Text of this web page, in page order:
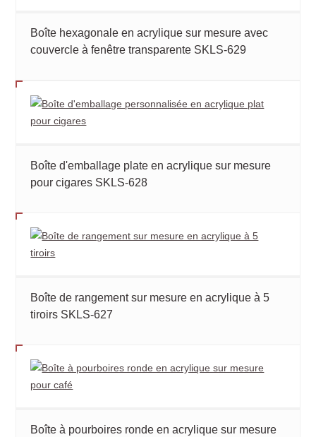
Boîte hexagonale en acrylique sur mesure avec
couvercle à fenêtre transparente SKLS-629
Boîte d'emballage plate en acrylique sur mesure
pour cigares SKLS-628
Boîte de rangement sur mesure en acrylique à 5
tiroirs SKLS-627
Boîte à pourboires ronde en acrylique sur mesure